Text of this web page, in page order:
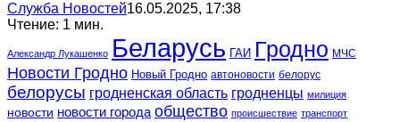
Служба Новостей16.05.2025, 17:38
Чтение: 1 мин.
Александр Лукашенко Беларусь ГАИ Гродно МЧС
Новости Гродно Новый Гродно автоновости белорус
белорусы гродненская область гродненцы милиция
новости новости города общество происшествие транспорт